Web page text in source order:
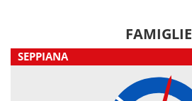
FAMIGLIE
SEPPIANA